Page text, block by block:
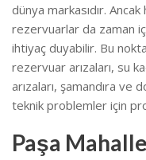
dünya markasıdır.
rezervuarlar da zaman
ihtiyaç duyabilir. Bu
rezervuar arızaları, su
arızaları, şamandıra
teknik problemler için
Paşa